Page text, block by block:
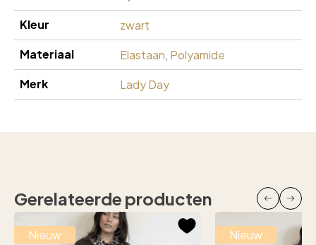
Kleur
zwart
Materiaal
Elastaan, Polyamide
Merk
Lady Day
Gerelateerde producten
Nieuw Nieuw